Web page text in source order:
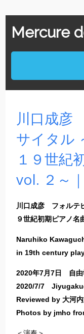
Mercure
川口成彦
サイタル
１９世紀
vol. ２～
川口成彦 フォルテ
９世紀初期ピアノ
Naruhiko
in 19th century
2020年7月7日 自由
2020/7/7
Reviewed by 大河
Photos by jmho